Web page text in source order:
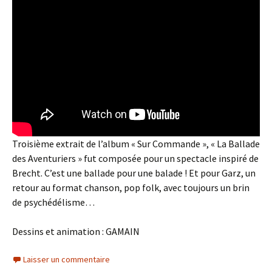
Troisième extrait de l’album « Sur Commande », « La Ballade
des Aventuriers » fut composée pour un spectacle inspiré de
Brecht. C’est une ballade pour une balade ! Et pour Garz, un
retour au format chanson, pop folk, avec toujours un brin
de psychédélisme…
Dessins et animation : GAMAIN
Laisser un commentaire